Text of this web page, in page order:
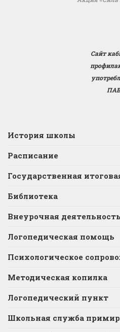
Сайт
ПАВ
История школы
Расписание
Государственная
Библиотека
Внеурочная деятельность
Логопедическая помощь
Психологическое
Методическая копилка
Логопедический пункт
Школьная служба